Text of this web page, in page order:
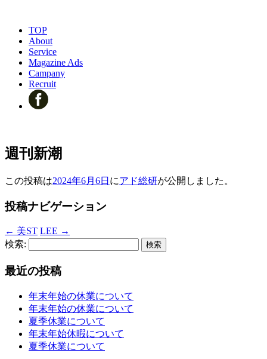
TOP
About
Service
Magazine Ads
Campany
Recruit
週刊新潮
この投稿は2024年6月6日 にアド総研が公開しました 。
投稿ナビゲーション
← 美ST LEE →
検索:
最近の投稿
年末年始の休業について
年末年始の休業について
夏季休業について
年末年始休暇について
夏季休業について